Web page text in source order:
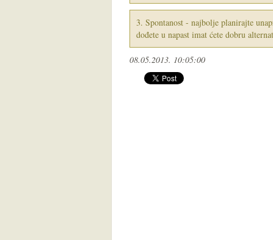
3. Spontanost - najbolje planirajte
dođete u napast imat ćete dobru
08.05.2013. 10:05:00